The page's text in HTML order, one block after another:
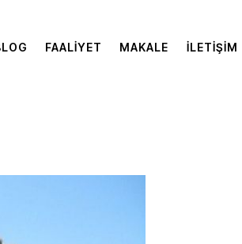
FAALIYET MAKALE İLETIŞIM